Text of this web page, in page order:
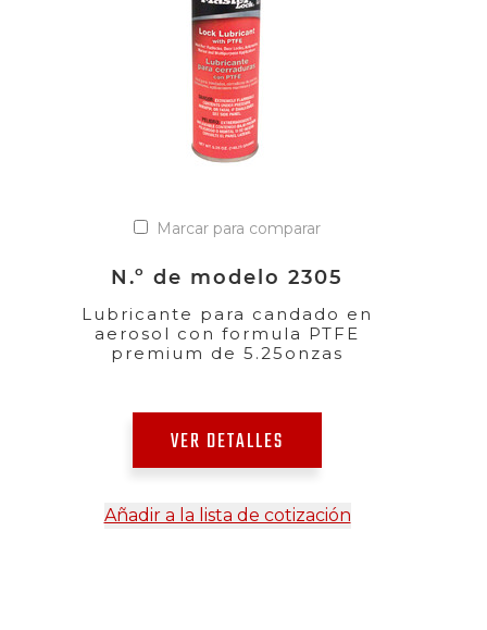
Marcar para comparar
N.º de modelo 2305
Lubricante para candado en
aerosol con formula PTFE
premium de 5.25onzas
VER DETALLES
Añadir a la lista de cotización